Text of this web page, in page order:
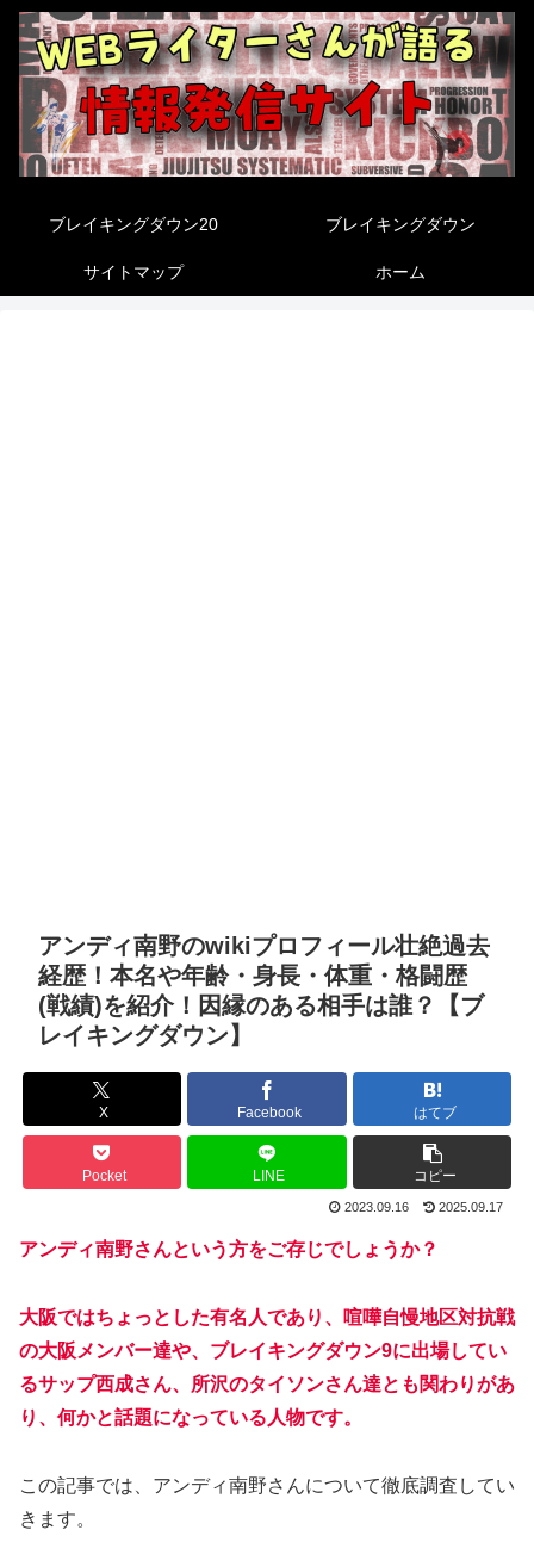
ブレイキングダウン20 ブレイキングダウン
サイトマップ ホーム
アンディ南野のwikiプロフィール壮絶過去
経歴！本名や年齢・身長・体重・格闘歴
(戦績)を紹介！因縁のある相手は誰？【ブ
レイキングダウン】
X Facebook はてブ
Pocket LINE コピー
2023.09.16 2025.09.17
アンディ南野さんという方をご存じでしょうか？
大阪ではちょっとした有名人であり、喧嘩自慢地区対抗戦
の大阪メンバー達や、ブレイキングダウン9に出場してい
るサップ西成さん、所沢のタイソンさん達とも関わりがあ
り、何かと話題になっている人物です。
この記事では、アンディ南野さんについて徹底調査してい
きます。